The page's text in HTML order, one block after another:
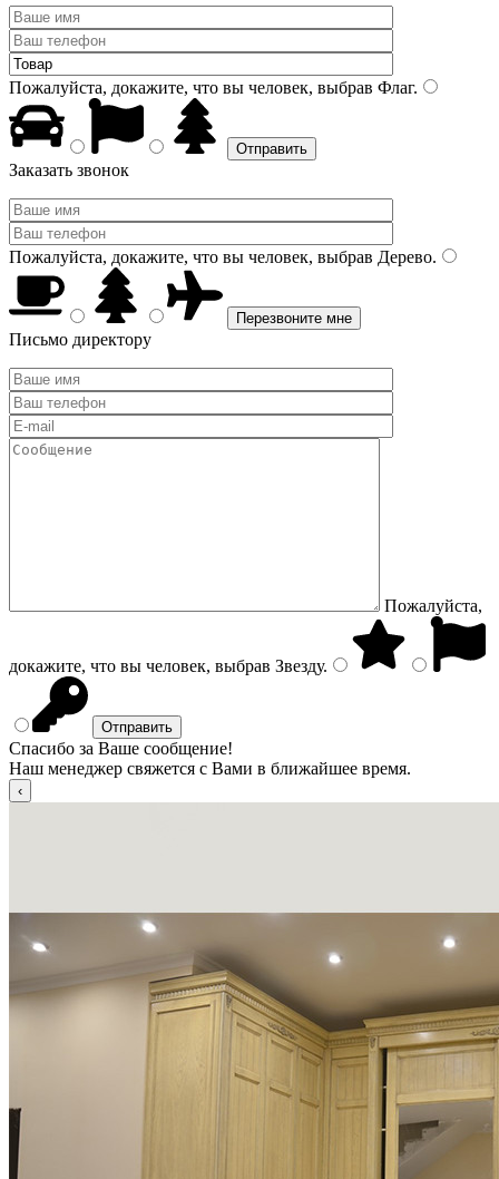
Пожалуйста, докажите, что вы человек, выбрав Флаг.
Заказать звонок
Пожалуйста, докажите, что вы человек, выбрав Дерево.
Письмо директору
Пожалуйста,
докажите, что вы человек, выбрав Звезду.
Спасибо за Ваше сообщение!
Наш менеджер свяжется с Вами в ближайшее время.